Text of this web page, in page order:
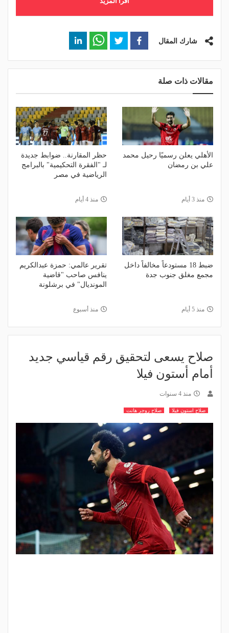
شارك المقال
مقالات ذات صلة
الأهلي يعلن رسميًا رحيل محمد
علي بن رمضان
منذ 3 أيام
حظر المقارنة.. ضوابط جديدة
لـ "الفقرة التحكيمية" بالبرامج
الرياضية في مصر
منذ 4 أيام
ضبط 18 مستودعاً مخالفاً داخل
مجمع مغلق جنوب جدة
منذ 5 أيام
تقرير عالمي: حمزة عبدالكريم
ينافس صاحب "قاضية
المونديال" في برشلونة
منذ أسبوع
صلاح يسعى لتحقيق رقم قياسي جديد
أمام أستون فيلا
منذ 4 سنوات
صلاح استون فيلا صلاح روجر هانت